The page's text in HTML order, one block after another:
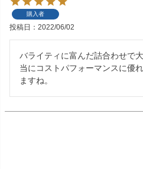
購入者
投稿日 2022/06/02
バライティに富んだ詰合わせで
当にコストパフォーマンスに優
ますね。